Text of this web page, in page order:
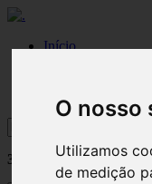
O nosso
Utilizamos
de medição
Início
3 Resultados